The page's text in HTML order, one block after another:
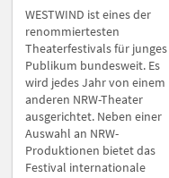
WESTWIND ist eines der
renommiertesten
Theaterfestivals für junges
Publikum bundesweit. Es
wird jedes Jahr von einem
anderen NRW-Theater
ausgerichtet. Neben einer
Auswahl an NRW-
Produktionen bietet das
Festival internationale